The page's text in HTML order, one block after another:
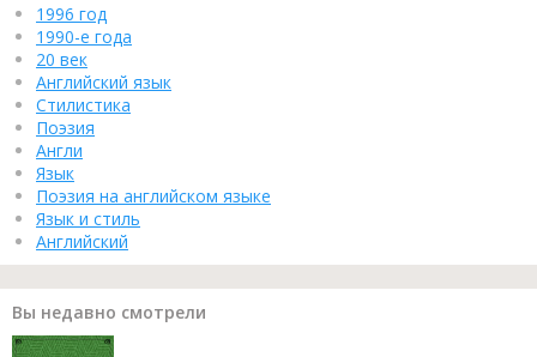
1996 год
1990-е года
20 век
Английский язык
Стилистика
Поэзия
Англи
Язык
Поэзия на английском языке
Язык и стиль
Английский
Вы недавно смотрели